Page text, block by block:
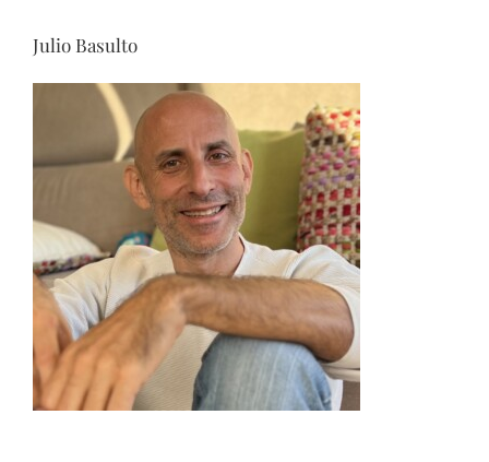
Julio Basulto